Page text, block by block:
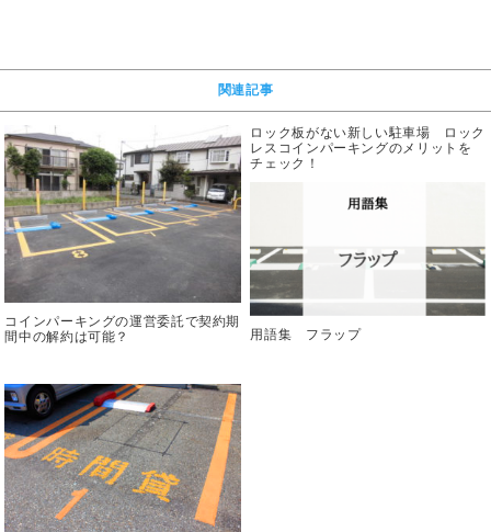
関連記事
コインパーキングの運営委託で契約期
間中の解約は可能？
ロック板がない新しい駐車場 ロック
レスコインパーキングのメリットを
チェック！
用語集 フラップ